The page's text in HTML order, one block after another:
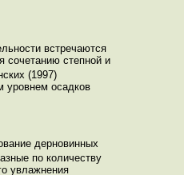
встречаются
сочетанию степной и
(1997)
уровнем осадков
дерновинных
по количеству
увлажнения